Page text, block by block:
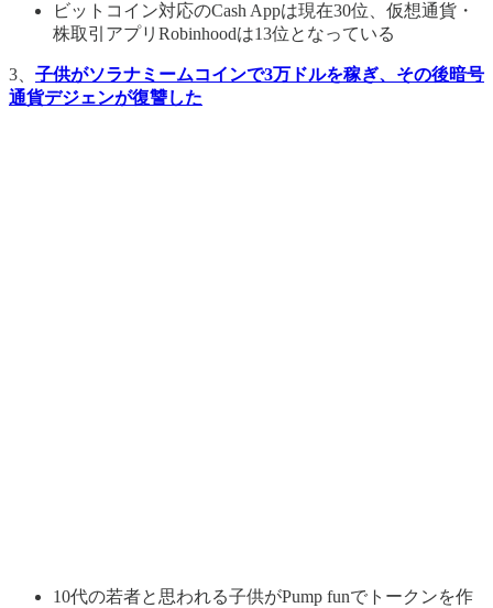
ビットコイン対応のCash Appは現在30位、仮想通貨・
株取引アプリRobinhoodは13位となっている
3、 子供がソラナミームコインで3万ドルを稼ぎ、その後暗号
通貨デジェンが復讐した
10代の若者と思われる子供がPump funでトークンを作